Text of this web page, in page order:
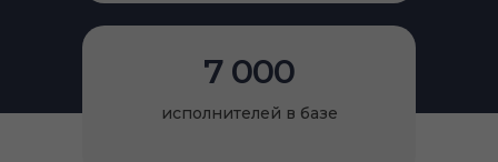
7 000
исполнителей в базе